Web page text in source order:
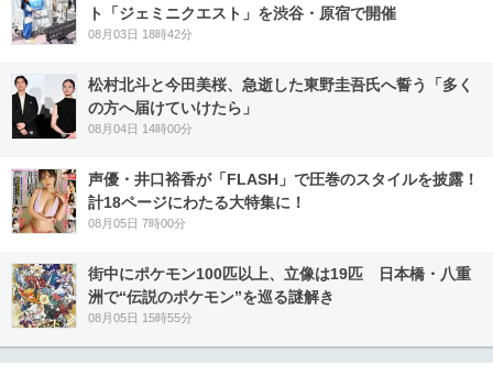
ト「ジェミニクエスト」を渋谷・原宿で開催
08月03日 18時42分
松村北斗と今田美桜、急逝した東野圭吾氏へ誓う「多く
の方へ届けていけたら」
08月04日 14時00分
声優・井口裕香が「FLASH」で圧巻のスタイルを披露！
計18ページにわたる大特集に！
08月05日 7時00分
街中にポケモン100匹以上、立像は19匹 日本橋・八重
洲で“伝説のポケモン”を巡る謎解き
08月05日 15時55分